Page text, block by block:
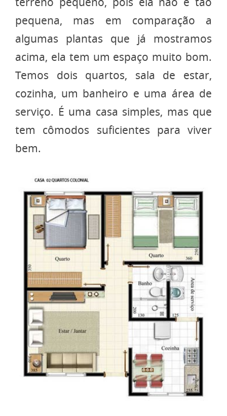
pequena, mas em comparação a
algumas plantas que já mostramos
acima, ela tem um espaço muito bom.
Temos dois quartos, sala de estar,
cozinha, um banheiro e uma área de
serviço. É uma casa simples, mas que
tem cômodos suficientes para viver
bem.